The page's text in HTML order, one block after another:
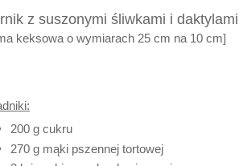
z suszonymi śliwkami i daktylami
keksowa o wymiarach 25 cm na 10 cm]
200 g cukru
270 g mąki pszennej tortowej